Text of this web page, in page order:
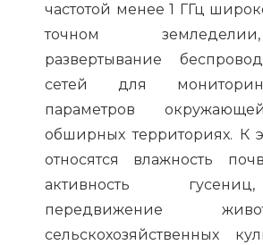
частотой менее 1 ГГц
точном
развертывание
сетей для
параметров
обширных территориях. К
относятся влажность
активность
передвижение
сельскохозяйственных